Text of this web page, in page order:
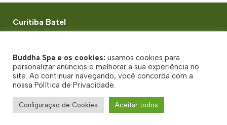
Curitiba Batel
© Buddha Spa 2026 - Todos direitos reservados
Política de Privacidade
Termos de uso
Buddha Spa e os cookies: usamos cookies para
personalizar anúncios e melhorar a sua experiência no
site. Ao continuar navegando, você concorda com a
nossa Política de Privacidade.
Configuração de Cookies Aceitar todos